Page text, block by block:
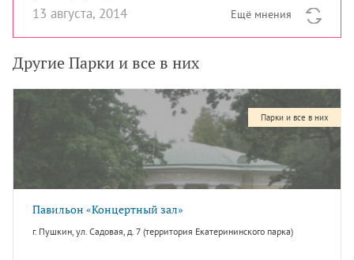
13 августа, 2014
Ещё мнения
Другие Парки и все в них
Парки и все в них
Павильон «Концертный зал»
г. Пушкин, ул. Садовая, д. 7 (территория Екатерининского парка)